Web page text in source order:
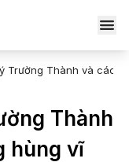
Trường Thành và các
Thành
hùng vĩ